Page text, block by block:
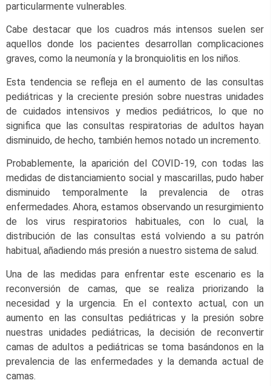
particularmente vulnerables.
Cabe destacar que los cuadros más intensos suelen ser
aquellos donde los pacientes desarrollan complicaciones
graves, como la neumonía y la bronquiolitis en los niños.
Esta tendencia se refleja en el aumento de las consultas
pediátricas y la creciente presión sobre nuestras unidades
de cuidados intensivos y medios pediátricos, lo que no
significa que las consultas respiratorias de adultos hayan
disminuido, de hecho, también hemos notado un incremento.
Probablemente, la aparición del COVID-19, con todas las
medidas de distanciamiento social y mascarillas, pudo haber
disminuido temporalmente la prevalencia de otras
enfermedades. Ahora, estamos observando un resurgimiento
de los virus respiratorios habituales, con lo cual, la
distribución de las consultas está volviendo a su patrón
habitual, añadiendo más presión a nuestro sistema de salud.
Una de las medidas para enfrentar este escenario es la
reconversión de camas, que se realiza priorizando la
necesidad y la urgencia. En el contexto actual, con un
aumento en las consultas pediátricas y la presión sobre
nuestras unidades pediátricas, la decisión de reconvertir
camas de adultos a pediátricas se toma basándonos en la
prevalencia de las enfermedades y la demanda actual de
camas.